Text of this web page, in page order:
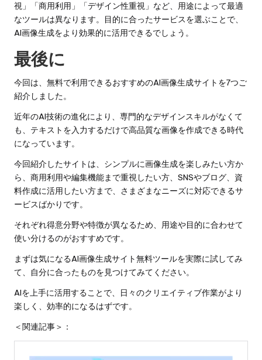
視」「商用利用」「デザイン性重視」など、用途によって最適
なツールは異なります。目的に合ったサービスを選ぶことで、
AI画像生成をより効果的に活用できるでしょう。
最後に
今回は、無料で利用できるおすすめのAI画像生成サイトを7つご
紹介しました。
近年のAI技術の進化により、専門的なデザインスキルがなくて
も、テキストを入力するだけで高品質な画像を作成できる時代
になっています。
今回紹介したサイトは、シンプルに画像生成を楽しみたい方か
ら、商用利用や編集機能まで重視したい方、SNSやブログ、資
料作成に活用したい方まで、さまざまなニーズに対応できるサ
ービスばかりです。
それぞれ得意分野や特徴が異なるため、用途や目的に合わせて
使い分けるのがおすすめです。
まずは気になるAI画像生成サイト無料ツールを実際に試してみ
て、自分に合ったものを見つけてみてください。
AIを上手に活用することで、日々のクリエイティブ作業がより
楽しく、効率的になるはずです。
＜関連記事＞：